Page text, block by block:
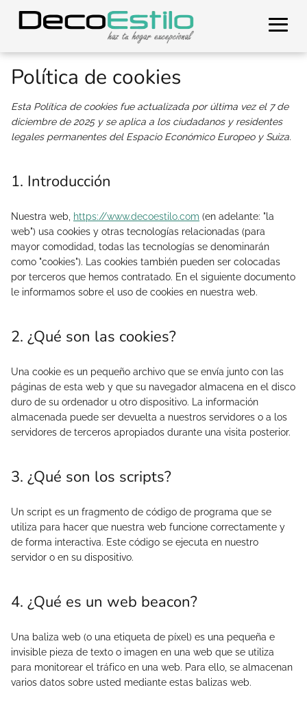
Política de cookies
Esta Política de cookies fue actualizada por última vez el 7 de
diciembre de 2025 y se aplica a los ciudadanos y residentes
legales permanentes del Espacio Económico Europeo y Suiza.
1. Introducción
Nuestra web, https://www.decoestilo.com (en adelante: "la
web") usa cookies y otras tecnologías relacionadas (para
mayor comodidad, todas las tecnologías se denominarán
como "cookies"). Las cookies también pueden ser colocadas
por terceros que hemos contratado. En el siguiente documento
le informamos sobre el uso de cookies en nuestra web.
2. ¿Qué son las cookies?
Una cookie es un pequeño archivo que se envía junto con las
páginas de esta web y que su navegador almacena en el disco
duro de su ordenador u otro dispositivo. La información
almacenada puede ser devuelta a nuestros servidores o a los
servidores de terceros apropiados durante una visita posterior.
3. ¿Qué son los scripts?
Un script es un fragmento de código de programa que se
utiliza para hacer que nuestra web funcione correctamente y
de forma interactiva. Este código se ejecuta en nuestro
servidor o en su dispositivo.
4. ¿Qué es un web beacon?
Una baliza web (o una etiqueta de píxel) es una pequeña e
invisible pieza de texto o imagen en una web que se utiliza
para monitorear el tráfico en una web. Para ello, se almacenan
varios datos sobre usted mediante estas balizas web.